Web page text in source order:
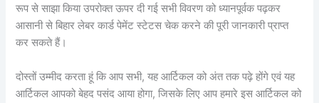
रूप से साझा किया उपरोक्त ऊपर दी गई सभी विवरण को ध्यानपूर्वक पढ़कर
आसानी से बिहार लेबर कार्ड पेमेंट स्टेटस चेक करने की पूरी जानकारी प्राप्त
कर सकते हैं।
दोस्तों उम्मीद करता हूं कि आप सभी, यह आर्टिकल को अंत तक पढ़े होंगे एवं यह
आर्टिकल आपको बेहद पसंद आया होगा, जिसके लिए आप हमारे इस आर्टिकल को